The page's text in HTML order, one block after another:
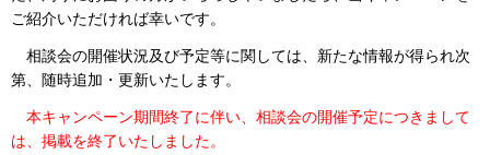
ご紹介いただければ幸いです。
相談会の開催状況及び予定等に関しては、新たな情報が得られ次
第、随時追加・更新いたします。
本キャンペーン期間終了に伴い、相談会の開催予定につきまして
は、掲載を終了いたしました。